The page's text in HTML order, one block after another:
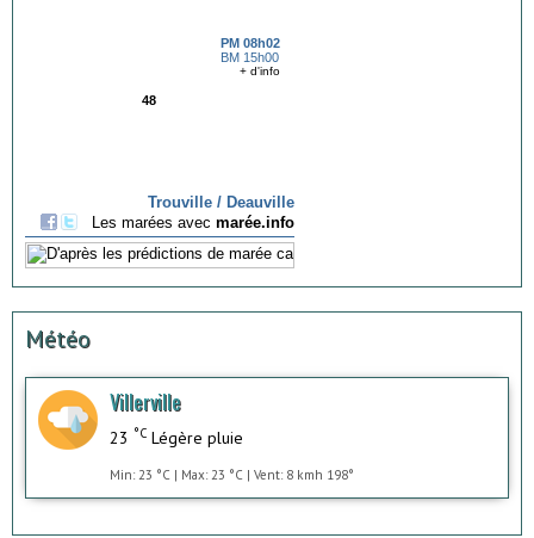
Météo
Villerville
23 °C Légère pluie
Min: 23 °C | Max: 23 °C | Vent: 8 kmh 198°